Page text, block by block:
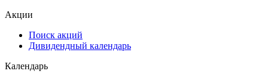
Акции
Поиск акций
Дивидендный календарь
Календарь